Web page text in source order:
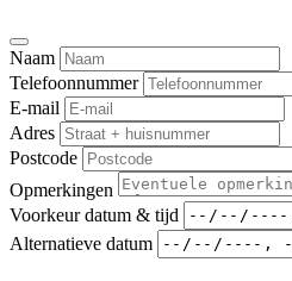
Naam
Telefoonnummer
E-mail
Adres
Postcode
Opmerkingen
Voorkeur datum & tijd
Alternatieve datum